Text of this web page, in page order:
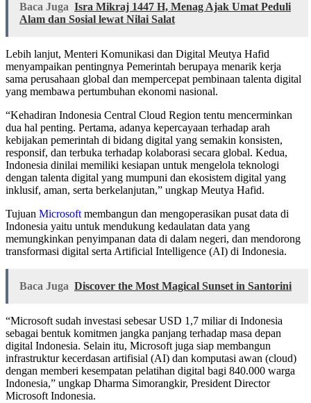
Baca Juga Isra Mikraj 1447 H, Menag Ajak Umat Peduli
Alam dan Sosial lewat Nilai Salat
Lebih lanjut, Menteri Komunikasi dan Digital Meutya Hafid
menyampaikan pentingnya Pemerintah berupaya menarik kerja
sama perusahaan global dan mempercepat pembinaan talenta digital
yang membawa pertumbuhan ekonomi nasional.
“Kehadiran Indonesia Central Cloud Region tentu mencerminkan
dua hal penting. Pertama, adanya kepercayaan terhadap arah
kebijakan pemerintah di bidang digital yang semakin konsisten,
responsif, dan terbuka terhadap kolaborasi secara global. Kedua,
Indonesia dinilai memiliki kesiapan untuk mengelola teknologi
dengan talenta digital yang mumpuni dan ekosistem digital yang
inklusif, aman, serta berkelanjutan,” ungkap Meutya Hafid.
Tujuan Microsoftmembangun dan mengoperasikan pusat data di
Indonesia yaitu untuk mendukung kedaulatan data yang
memungkinkan penyimpanan data di dalam negeri, dan mendorong
transformasi digital serta Artificial Intelligence (AI) di Indonesia.
Baca Juga Discover the Most Magical Sunset in Santorini
“Microsoft sudah investasi sebesar USD 1,7 miliar di Indonesia
sebagai bentuk komitmen jangka panjang terhadap masa depan
digital Indonesia. Selain itu, Microsoft juga siap membangun
infrastruktur kecerdasan artifisial (AI) dan komputasi awan (cloud)
dengan memberi kesempatan pelatihan digital bagi 840.000 warga
Indonesia,” ungkap Dharma Simorangkir, President Director
Microsoft Indonesia.